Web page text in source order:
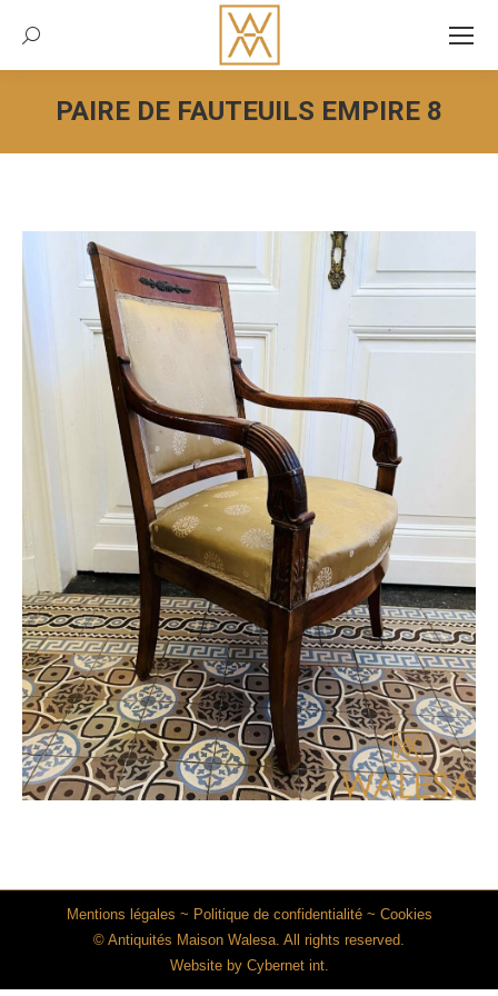
Recherche:
PAIRE DE FAUTEUILS EMPIRE 8
Vous êtes ici :
Mentions légales ~ Politique de confidentialité~ Cookies
© Antiquités Maison Walesa. All rights reserved.
Website by Cybernet int.